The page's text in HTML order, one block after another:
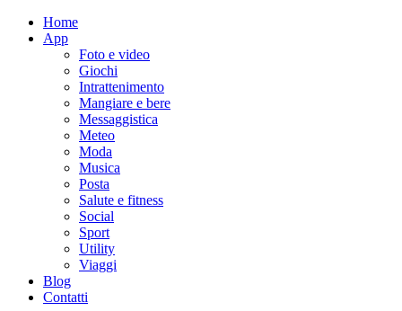
Home
App
Foto e video
Giochi
Intrattenimento
Mangiare e bere
Messaggistica
Meteo
Moda
Musica
Posta
Salute e fitness
Social
Sport
Utility
Viaggi
Blog
Contatti